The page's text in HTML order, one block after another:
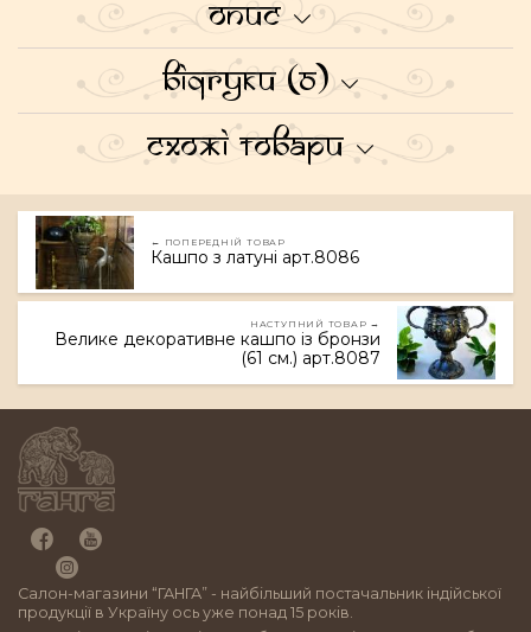
Опис
Відгуки (0)
Схожі товари
← ПОПЕРЕДНІЙ ТОВАР
Кашпо з латуні арт.8086
НАСТУПНИЙ ТОВАР →
Велике декоративне кашпо із бронзи
(61 см.) арт.8087
Салон-магазини “ГАНГА” - найбільший постачальник індійської
продукції в Україну ось уже понад 15 років.